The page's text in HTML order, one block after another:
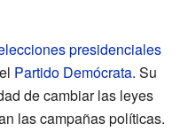
presidenciales
Partido Demócrata. Su
de cambiar las leyes
las campañas políticas.